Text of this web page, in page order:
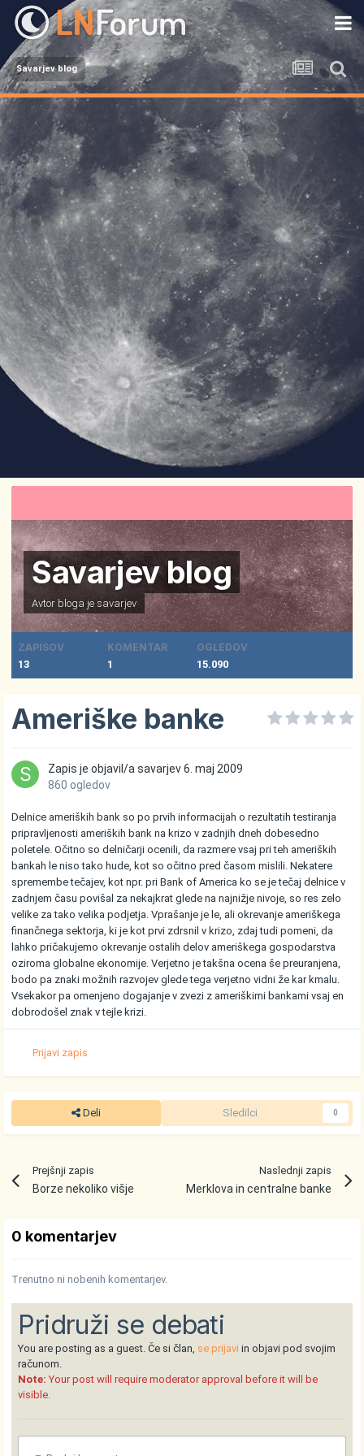
Savarjev blog
Savarjev blog
Avtor bloga je savarjev
ZAPISOV
13
KOMENTAR
1
OGLEDOV
15.090
Ameriške banke
Zapis je objavil/asavarjev 6. maj 2009
860 ogledov
Delnice ameriških bank so po prvih informacijah o rezultatih testiranja
pripravljenosti ameriških bank na krizo v zadnjih dneh dobesedno
poletele. Očitno so delničarji ocenili, da razmere vsaj pri teh ameriških
bankah le niso tako hude, kot so očitno pred časom mislili. Nekatere
spremembe tečajev, kot npr. pri Bank of America ko se je tečaj delnice v
zadnjem času povišal za nekajkrat glede na najnižje nivoje, so res zelo
velike za tako velika podjetja. Vprašanje je le, ali okrevanje ameriškega
finančnega sektorja, ki je kot prvi zdrsnil v krizo, zdaj tudi pomeni, da
lahko pričakujemo okrevanje ostalih delov ameriškega gospodarstva
oziroma globalne ekonomije. Verjetno je takšna ocena še preuranjena,
bodo pa znaki možnih razvojev glede tega verjetno vidni že kar kmalu.
Vsekakor pa omenjeno dogajanje v zvezi z ameriškimi bankami vsaj en
dobrodošel znak v tejle krizi.
Prijavi zapis
Deli Sledilci 0
Prejšnji zapis
Borze nekoliko višje
Naslednji zapis
Merklova in centralne banke
0 komentarjev
Trenutno ni nobenih komentarjev.
Pridruži se debati
You are posting as a guest. Če si član, se prijavi in objavi pod svojim
računom.
Note: Your post will require moderator approval before it will be
visible.